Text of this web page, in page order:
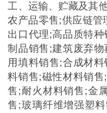
工、运输、贮藏及其
农产品零售;供应链
出口代理;高品质特
制品销售;建筑废弃
用填料销售;合成材
料销售;磁性材料销
售;耐火材料销售;金
售;玻璃纤维增强塑